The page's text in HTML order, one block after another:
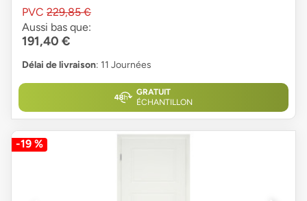
PVC 229,85 €
Aussi bas que:
191,40 €
Délai de livraison: 11 Journées
GRATUIT
ÉCHANTILLON
-19 %